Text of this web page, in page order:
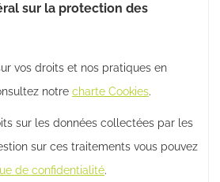
sur la protection des
vos droits et nos pratiques en
notre charte Cookies.
sur les données collectées par les
sur ces traitements vous pouvez
de confidentialité.